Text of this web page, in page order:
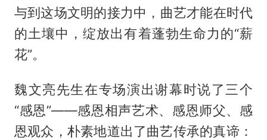
与到这场文明的接力中，曲艺才能在时代
的土壤中，绽放出有着蓬勃生命力的“薪
花”。
魏文亮先生在专场演出谢幕时说了三个
“感恩”——感恩相声艺术、感恩师父、感
恩观众，朴素地道出了曲艺传承的真谛：‌